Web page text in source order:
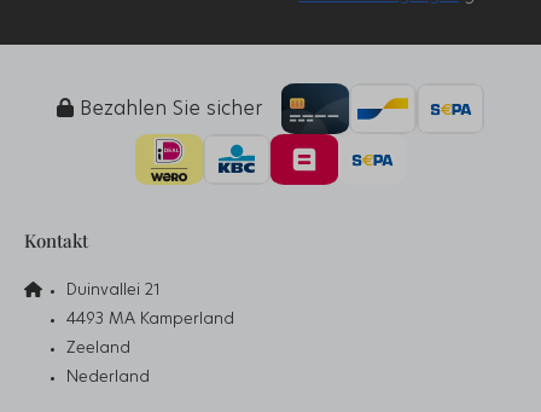
Bezahlen Sie sicher
Kontakt
Duinvallei 21
4493 MA Kamperland
Zeeland
Nederland